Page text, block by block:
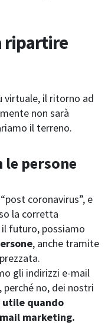
ripartire
virtuale, il ritorno ad
non sarà
il terreno.
le persone
coronavirus”, e
la corretta
futuro, possiamo
, anche tramite
gli indirizzi e-mail
perché no, dei nostri
utile quando
marketing.